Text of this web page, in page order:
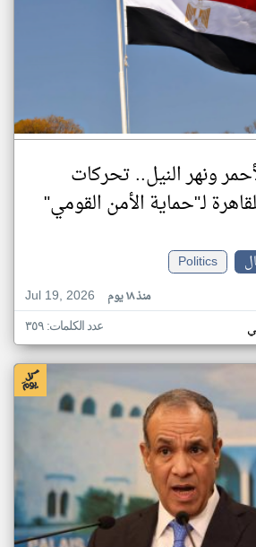
ونهر النيل.. تحركات
لـ"حماية الأمن القومي"
Politics
Jul 19, 2026
منذ ١٨ يوم
عدد الكلمات: ٣٥٩